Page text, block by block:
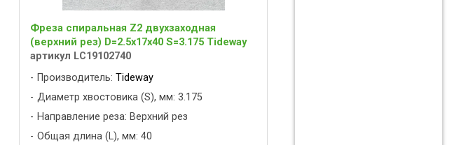
Фреза спиральная Z2 двухзаходная
(верхний рез) D=2.5x17x40 S=3.175 Tideway
артикул LC19102740
Производитель: Tideway
Диаметр хвостовика (S), мм: 3.175
Направление реза: Верхний рез
Общая длина (L), мм: 40